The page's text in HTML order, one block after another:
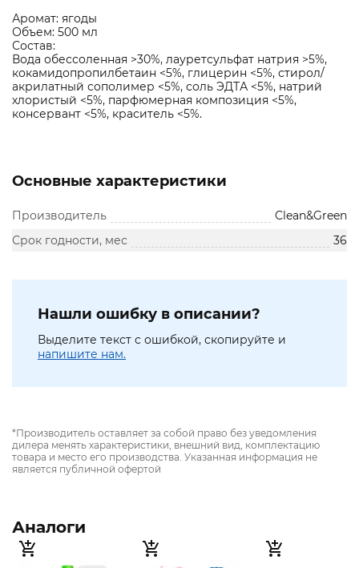
Аромат: ягоды
Объем: 500 мл
Состав:
Вода обессоленная >30%, лауретсульфат натрия >5%,
кокамидопропилбетаин <5%, глицерин <5%, стирол/
акрилатный сополимер <5%, соль ЭДТА <5%, натрий
хлористый <5%, парфюмерная композиция <5%,
консервант <5%, краситель <5%.
Основные характеристики
Производитель
Clean&Green
Срок годности, мес
36
Нашли ошибку в описании?
Выделите текст с ошибкой, скопируйте и
напишите нам.
*Производитель оставляет за собой право без уведомления
дилера менять характеристики, внешний вид, комплектацию
товара и место его производства. Указанная информация не
является публичной офертой
Аналоги